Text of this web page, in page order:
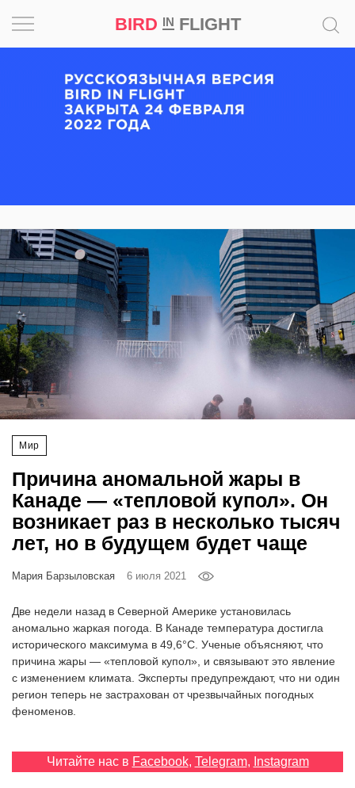
BIRD INFLIGHT
Мир
Причина аномальной жары в
Канаде — «тепловой купол». Он
возникает раз в несколько тысяч
лет, но в будущем будет чаще
Мария Барзыловская 6 июля 2021
Две недели назад в Северной Америке установилась
аномально жаркая погода. В Канаде температура достигла
исторического максимума в 49,6°C. Ученые объясняют, что
причина жары — «тепловой купол», и связывают это явление
с изменением климата. Эксперты предупреждают, что ни один
регион теперь не застрахован от чрезвычайных погодных
феноменов.
Читайте нас в Facebook, Telegram, Instagram